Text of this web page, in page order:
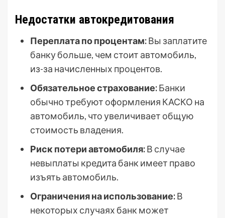
Недостатки автокредитования
Переплата по процентам:Вы заплатите
банку больше, чем стоит автомобиль,
из-за начисленных процентов.
Обязательное страхование:Банки
обычно требуют оформления КАСКО на
автомобиль, что увеличивает общую
стоимость владения.
Риск потери автомобиля:В случае
невыплаты кредита банк имеет право
изъять автомобиль.
Ограничения на использование:В
некоторых случаях банк может